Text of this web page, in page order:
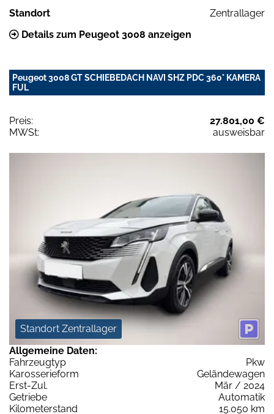
Standort
Zentrallager
Details zum Peugeot 3008 anzeigen
Peugeot 3008 GT SCHIEBEDACH NAVI SHZ PDC 360° KAMERA
FUL
Preis:
27.801,00 €
MWSt:
ausweisbar
Standort Zentrallager
Allgemeine Daten:
Fahrzeugtyp
Pkw
Karosserieform
Geländewagen
Erst-Zul.
Mär / 2024
Getriebe
Automatik
Kilometerstand
15.050 km